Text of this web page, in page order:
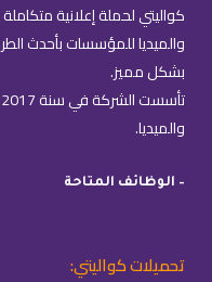
كواليتي لحملة إعلانية
والميديا للمؤسسات بأحدث
بشكل مميز.
والميديا.
– الوظائف المتاحة
تحميلات كواليتي: